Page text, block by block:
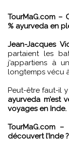
TourMaG.com – Comment arrive-t-on à ouvrir un spa 100
% ayurveda en
Jean-Jacques
partaient les
j’appartiens à
longtemps vécu
Peut-être faut-il
ayurveda m’est
voyages en Inde.
TourMaG.com
découvert l’Inde ?